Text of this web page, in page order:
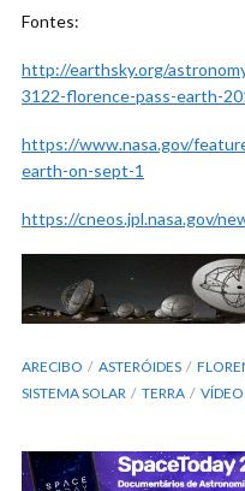
Fontes:
http://earthsky.org/
3122-florence-pass-earth-
https://www.nasa.gov/
earth-on-sept-1
https://cneos.jpl.nasa.gov/
ARECIBO ASTERÓIDES
SISTEMA SOLAR
TERRA VÍDEO